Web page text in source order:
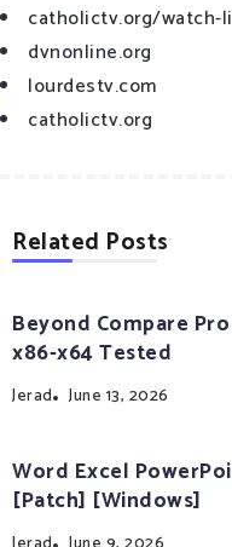
catholictv.org/watch-
dvnonline.org
lourdestv.com
catholictv.org
Related Posts
Beyond Compare
x86-x64 Tested
Jerad June 13, 2026
Word Excel
[Patch] [Windows]